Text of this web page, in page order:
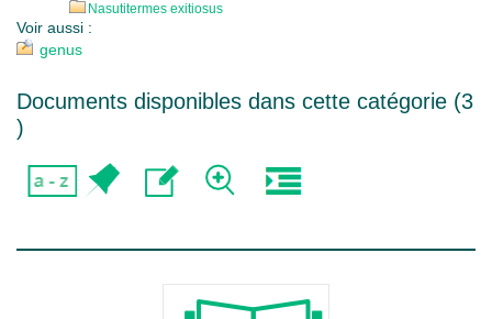
Nasutitermes exitiosus
Voir aussi :
genus
Documents disponibles dans cette catégorie (3
)